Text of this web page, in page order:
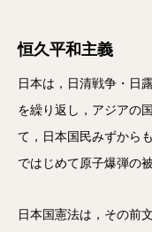
恒久平和主義
日本は，日清戦争・日
を繰り返し，アジアの
て，日本国民みずから
ではじめて原子爆弾の
日本国憲法は，その前